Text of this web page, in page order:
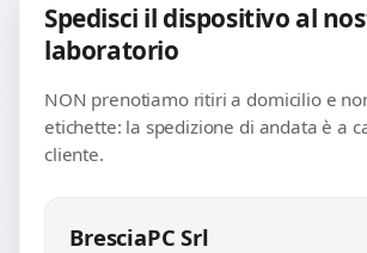
Spedisci il dispositivo al
laboratorio
NON prenotiamo ritiri a domicilio e
etichette: la spedizione di andata è a
cliente.
BresciaPC Srl